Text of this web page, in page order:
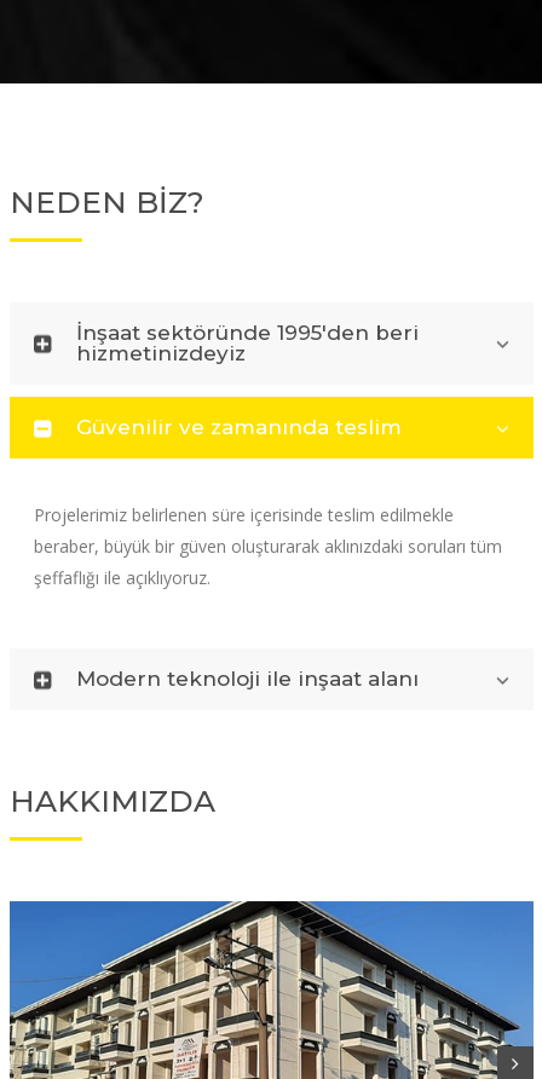
NEDEN BİZ?
İnşaat sektöründe 1995'den beri
hizmetinizdeyiz
Güvenilir ve zamanında teslim
Projelerimiz belirlenen süre içerisinde teslim edilmekle
beraber, büyük bir güven oluşturarak aklınızdaki soruları tüm
şeffaflığı ile açıklıyoruz.
Modern teknoloji ile inşaat alanı
HAKKIMIZDA